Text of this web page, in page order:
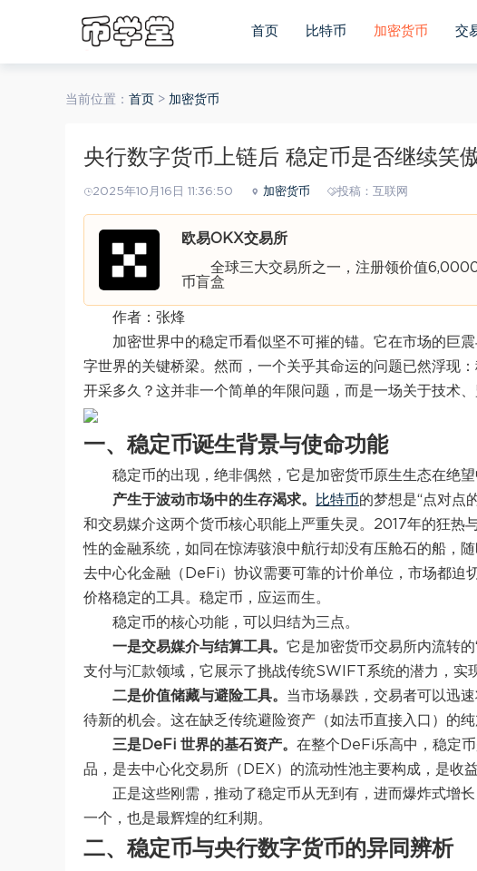
首页 比特币 加密货币 交
当前位置： 首页 > 加密货币
央行数字货币上链后 稳定币是否继续笑
2025年10月16日 11:36:50 加密货币 投稿：互联网
欧易OKX交易所
全球三大交易所之一，注册领价值
币盲盒
作者：张烽
加密世界中的稳定币看似坚不可摧的锚。它在市场的巨
字世界的关键桥梁。然而，一个关乎其命运的问题已然浮现
开采多久？这并非一个简单的年限问题，而是一场关于技术
一、稳定币诞生背景与使命功能
稳定币的出现，绝非偶然，它是加密货币原生生态在绝
产生于波动市场中的生存渴求。
比特币的梦想是“点对点
和交易媒介这两个货币核心职能上严重失灵。2017年的狂热
性的金融系统，如同在惊涛骇浪中航行却没有压舱石的船，
去中心化金融（DeFi）协议需要可靠的计价单位，市场都迫
价格稳定的工具。稳定币，应运而生。
稳定币的核心功能，可以归结为三点。
一是交易媒介与结算工具。 它是加密货币交易所内流转
支付与汇款领域，它展示了挑战传统SWIFT系统的潜力，实
二是价值储藏与避险工具。 当市场暴跌，交易者可以迅
待新的机会。这在缺乏传统避险资产（如法币直接入口）的
三是DeFi 世界的基石资产。 在整个DeFi乐高中，稳定
品，是去中心化交易所（DEX）的流动性池主要构成，是收
正是这些刚需，推动了稳定币从无到有，进而爆炸式增
一个，也是最辉煌的红利期。
二、稳定币与央行数字货币的异同辨析